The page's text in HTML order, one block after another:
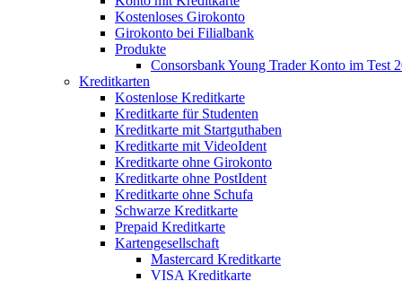
Kostenloses Girokonto
Girokonto bei Filialbank
Produkte
Consorsbank Young Trader Konto im Test
Kreditkarten
Kostenlose Kreditkarte
Kreditkarte für Studenten
Kreditkarte mit Startguthaben
Kreditkarte mit VideoIdent
Kreditkarte ohne Girokonto
Kreditkarte ohne PostIdent
Kreditkarte ohne Schufa
Schwarze Kreditkarte
Prepaid Kreditkarte
Kartengesellschaft
Mastercard Kreditkarte
VISA Kreditkarte